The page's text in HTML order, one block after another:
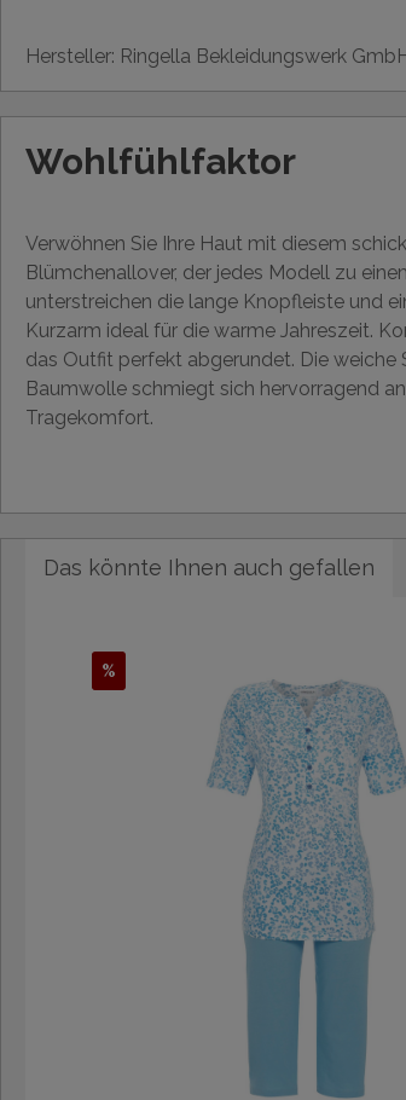
Hersteller: Ringella Bekleidungswerk
Wohlfühlfaktor
Verwöhnen Sie Ihre Haut mit diesem
Blümchenallover, der jedes Modell zu
unterstreichen die lange Knopfleiste und
Kurzarm ideal für die warme Jahreszeit.
das Outfit perfekt abgerundet. Die weiche
Baumwolle schmiegt sich hervorragend
Tragekomfort.
Das könnte Ihnen auch gefallen
%